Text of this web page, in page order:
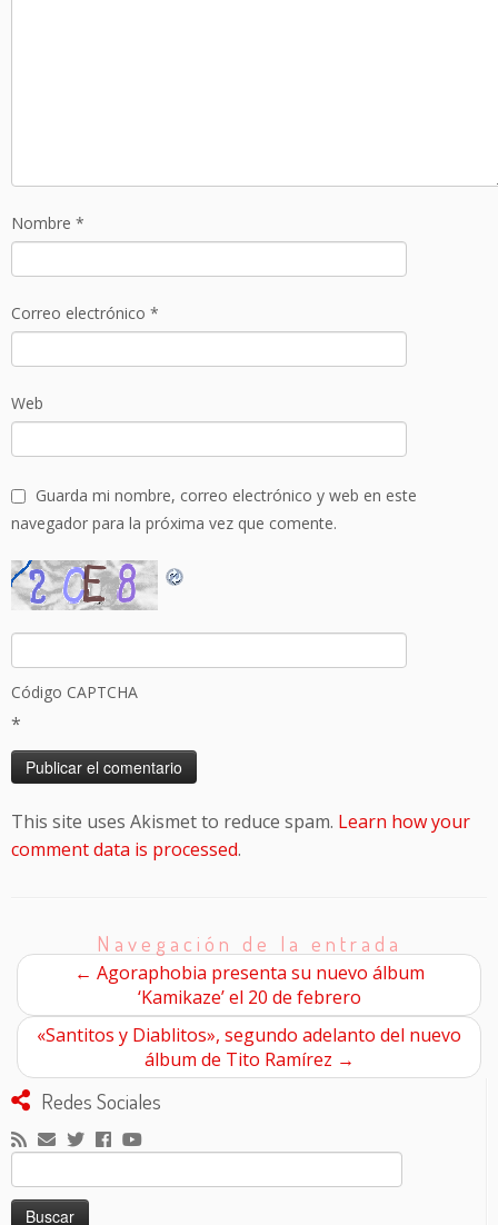
Nombre *
Correo electrónico *
Web
Guarda mi nombre, correo electrónico y web en este
navegador para la próxima vez que comente.
Código CAPTCHA
*
This site uses Akismet to reduce spam. Learn how your
comment data is processed.
Navegación de la entrada
← Agoraphobia presenta su nuevo álbum
‘Kamikaze’ el 20 de febrero
«Santitos y Diablitos», segundo adelanto del nuevo
álbum de Tito Ramírez →
Redes Sociales
Buscar: